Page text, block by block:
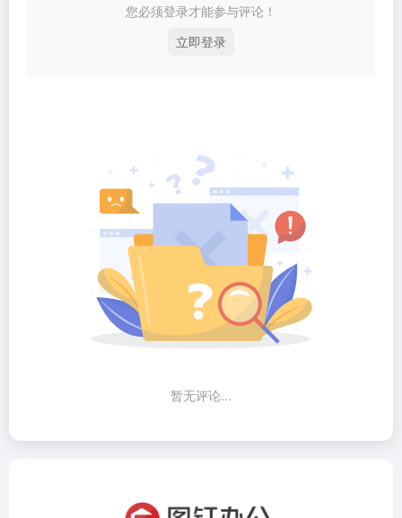
您必须登录才能参与评论！
立即登录
暂无评论...